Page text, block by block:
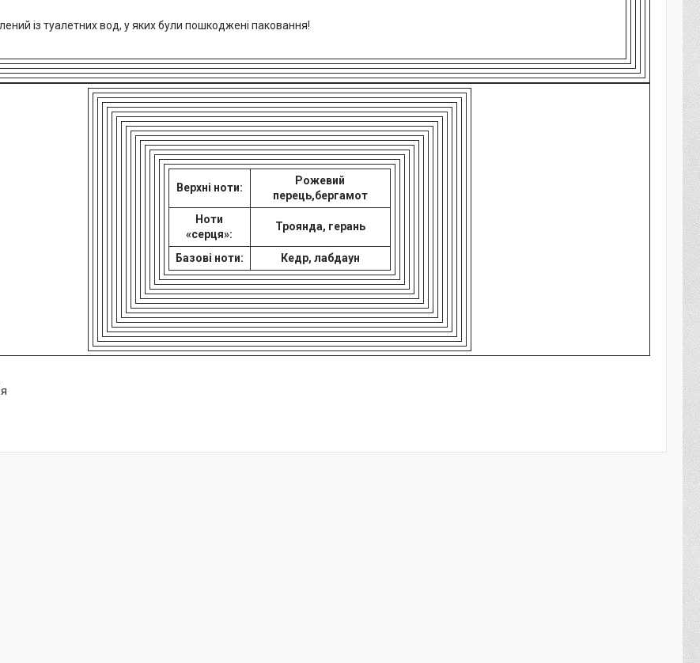
із туалетних вод, у яких були пошкоджені паковання!
Верхні ноти:
Рожевий
перець,бергамот
Ноти
«серця»:
Троянда, герань
Базові ноти: Кедр, лабдаун